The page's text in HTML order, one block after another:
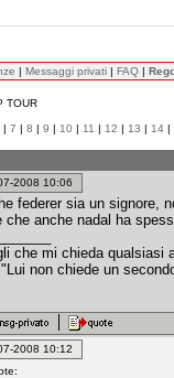
| Messaggi privati | FAQ |
TOUR
| 7 | 8 | 9 | 10 | 11 | 12 | 13 | 14 |
2008 10:06
federer sia un signore,
che anche nadal ha
che mi chieda qualsiasi
non chiede un
2008 10:12